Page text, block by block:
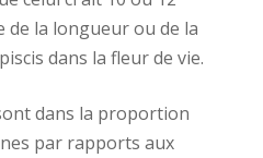
de la longueur ou de la
dans la fleur de vie.
dans la proportion
par rapports aux